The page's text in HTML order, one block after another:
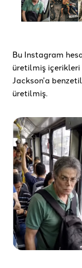
Bu Instagram
üretilmiş içerikleri
Jackson’a
üretilmiş.